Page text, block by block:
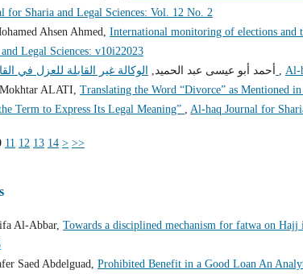
for Sharia and Legal Sciences: Vol. 12 No. 2
Ahsen Ahmed, International monitoring of elections and
Legal Sciences: v10i22023
أحمد أبو عيسى عبد الحميد,
Al-
ALATI, Translating the Word “Divorce” as Mentioned
Term to Express Its Legal Meaning”
Al-haq Journal for
11 12 13 14 > >>
Al-Abbar, Towards a disciplined mechanism for fatwa on Hajj
Saed Abdelguad, Prohibited Benefit in a Good Loan An